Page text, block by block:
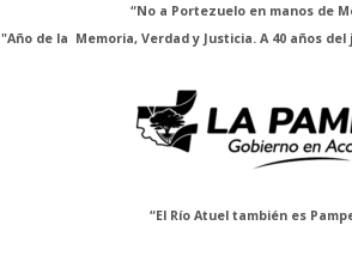
“No a Portezuelo en manos de
"Año de la Memoria, Verdad y Justicia. A 40 años
“El Río Atuel también es